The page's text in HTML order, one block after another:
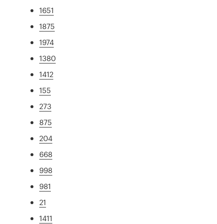
1651
1875
1974
1380
1412
155
273
875
204
668
998
981
21
1411